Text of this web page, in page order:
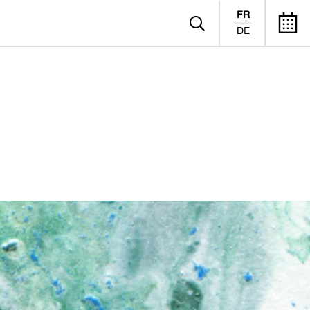
FR
DE